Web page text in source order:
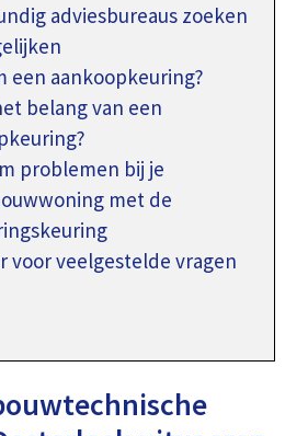
adviesbureaus zoeken
een aankoopkeuring?
belang van een
problemen bij je
met de
voor veelgestelde vragen